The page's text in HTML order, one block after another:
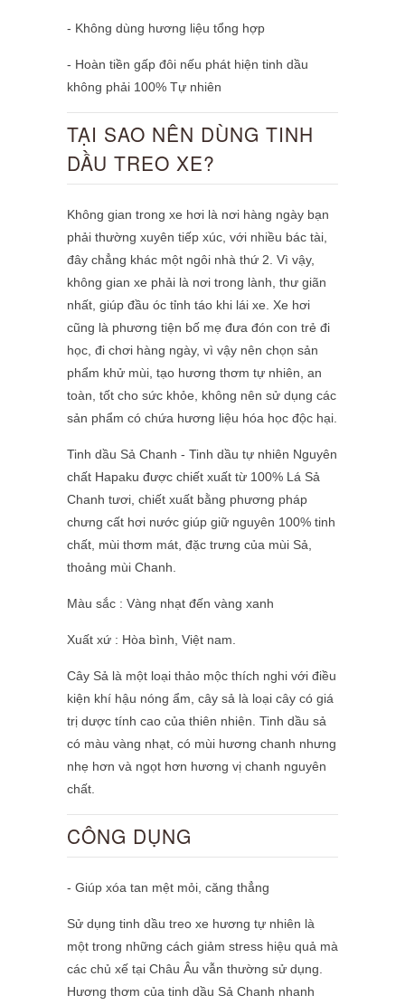
- Không dùng hương liệu tổng hợp
- Hoàn tiền gấp đôi nếu phát hiện tinh dầu
không phải 100% Tự nhiên
TẠI SAO NÊN DÙNG TINH
DẦU TREO XE?
Không gian trong xe hơi là nơi hàng ngày bạn
phải thường xuyên tiếp xúc, với nhiều bác tài,
đây chẳng khác một ngôi nhà thứ 2. Vì vậy,
không gian xe phải là nơi trong lành, thư giãn
nhất, giúp đầu óc tỉnh táo khi lái xe. Xe hơi
cũng là phương tiện bố mẹ đưa đón con trẻ đi
học, đi chơi hàng ngày, vì vậy nên chọn sản
phẩm khử mùi, tạo hương thơm tự nhiên, an
toàn, tốt cho sức khỏe, không nên sử dụng các
sản phẩm có chứa hương liệu hóa học độc hại.
Tinh dầu Sả Chanh - Tinh dầu tự nhiên Nguyên
chất Hapaku được chiết xuất từ 100% Lá Sả
Chanh tươi, chiết xuất bằng phương pháp
chưng cất hơi nước giúp giữ nguyên 100% tinh
chất, mùi thơm mát, đặc trưng của mùi Sả,
thoảng mùi Chanh.
Màu sắc : Vàng nhạt đến vàng xanh
Xuất xứ : Hòa bình, Việt nam.
Cây Sả là một loại thảo mộc thích nghi với điều
kiện khí hậu nóng ẩm, cây sả là loại cây có giá
trị dược tính cao của thiên nhiên. Tinh dầu sả
có màu vàng nhạt, có mùi hương chanh nhưng
nhẹ hơn và ngọt hơn hương vị chanh nguyên
chất.
CÔNG DỤNG
- Giúp xóa tan mệt mỏi, căng thẳng
Sử dụng tinh dầu treo xe hương tự nhiên là
một trong những cách giảm stress hiệu quả mà
các chủ xế tại Châu Âu vẫn thường sử dụng.
Hương thơm của tinh dầu Sả Chanh nhanh